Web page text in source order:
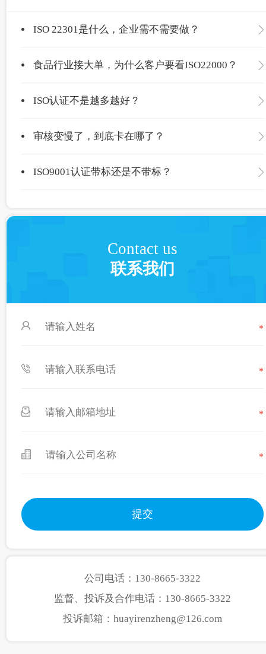
ISO 22301是什么，企业需不需要做？
食品行业接大单，为什么客户要看ISO22000？
ISO认证不是越多越好？
审核变慢了，到底卡在哪了？
ISO9001认证带标还是不带标？
Contact us
联系我们
*
*
*
*
公司电话：130-8665-3322
监督、投诉及合作电话：130-8665-3322
投诉邮箱：huayirenzheng@126.com